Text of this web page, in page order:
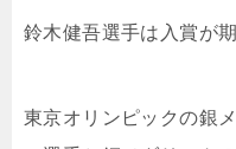
鈴木健吾選手は入賞が
東京オリンピックの銀